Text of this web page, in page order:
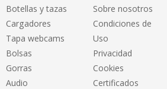
Botellas y tazas
Cargadores
Tapa webcams
Bolsas
Gorras
Audio
Sobre nosotros
Condiciones de
Uso
Privacidad
Cookies
Certificados